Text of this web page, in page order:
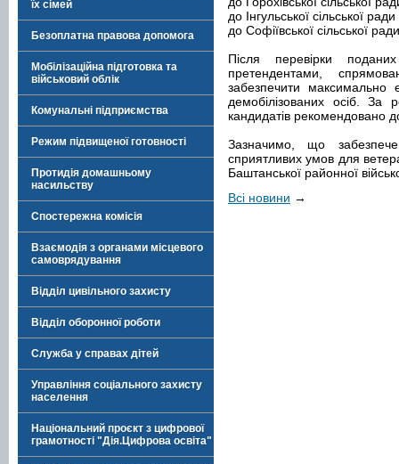
їх сімей
Безоплатна правова допомога
Мобілізаційна підготовка та
військовий облік
Комунальні підприємства
Режим підвищеної готовності
Протидія домашньому
насильству
Спостережна комісія
Взаємодія з органами місцевого
самоврядування
Відділ цивільного захисту
Відділ оборонної роботи
Служба у справах дітей
Управління соціального захисту
населення
Національний проєкт з цифрової
грамотності "Дія.Цифрова освіта"
до Інгульської сільської
до Софіївської сільської
Після перевірки
претендентами,
забезпечити максимально
демобілізованих осіб. За
кандидатів рекомендовано
Зазначимо, що
сприятливих умов для
Баштанської районної
Всі новини →